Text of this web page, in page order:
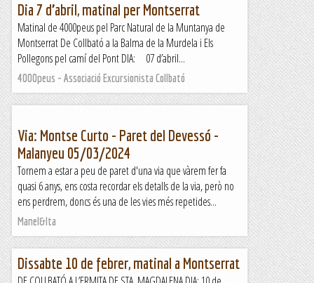
Dia 7 d’abril, matinal per Montserrat
Matinal de 4000peus pel Parc Natural de la Muntanya de
Montserrat De Collbató a la Balma de la Murdela i Els
Pollegons pel camí del Pont DIA: 07 d’abril...
4000peus - Associació Excursionista Collbató
Via: Montse Curto - Paret del Devessó -
Malanyeu 05/03/2024
Tornem a estar a peu de paret d'una via que vàrem fer fa
quasi 6 anys, ens costa recordar els detalls de la via, però no
ens perdrem, doncs és una de les vies més repetides...
Manel&Ita
Dissabte 10 de febrer, matinal a Montserrat